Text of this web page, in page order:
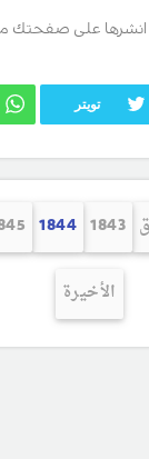
انشرها على صفحتك
تويتر
1843
1844
الأخيرة